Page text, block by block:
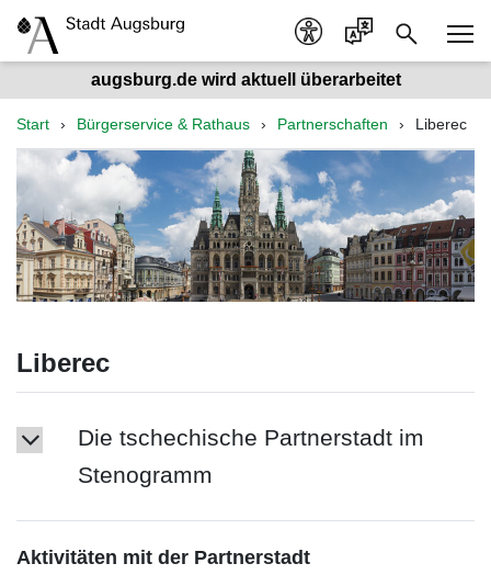
augsburg.de wird aktuell überarbeitet
Start Bürgerservice & Rathaus Partnerschaften Liberec
Liberec
Die tschechische Partnerstadt im
Stenogramm
Aktivitäten mit der Partnerstadt